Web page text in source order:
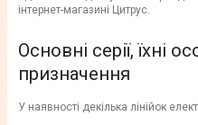
інтернет-магазині Цитрус.
Основні серії, їхні
призначення
У наявності декілька лінійок